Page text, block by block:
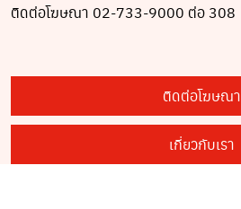
ติดต่อโฆษณา 02-733-9000 ต่อ 308
ติดต่อโฆษณา
เกี่ยวกับเรา